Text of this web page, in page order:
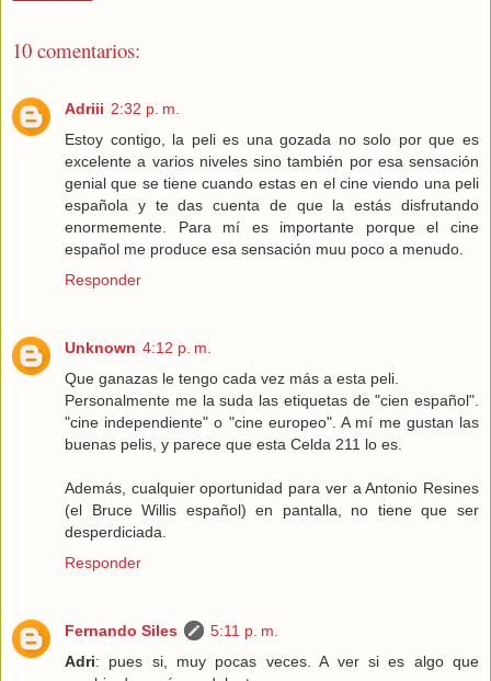
10 comentarios:
Adriii 2:32 p. m.
Estoy contigo, la peli es una gozada no solo por que es
excelente a varios niveles sino también por esa sensación
genial que se tiene cuando estas en el cine viendo una peli
española y te das cuenta de que la estás disfrutando
enormemente. Para mí es importante porque el cine
español me produce esa sensación muu poco a menudo.
Responder
Unknown 4:12 p. m.
Que ganazas le tengo cada vez más a esta peli.
Personalmente me la suda las etiquetas de "cien español".
"cine independiente" o "cine europeo". A mí me gustan las
buenas pelis, y parece que esta Celda 211 lo es.
Además, cualquier oportunidad para ver a Antonio Resines
(el Bruce Willis español) en pantalla, no tiene que ser
desperdiciada.
Responder
Fernando Siles
5:11 p. m.
Adri: pues si, muy pocas veces. A ver si es algo que